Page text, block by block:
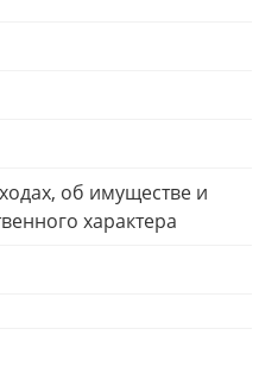
об имуществе и
характера